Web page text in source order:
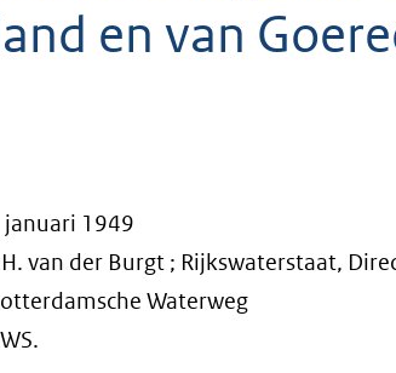
en van
januari 1949
van der Burgt ; Rijkswaterstaat,
Waterweg